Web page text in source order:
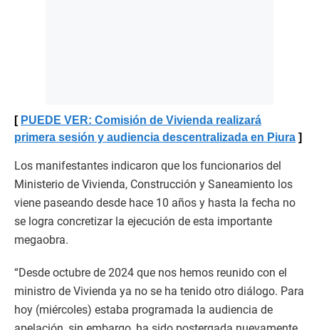
PUEDE VER: Comisión de Vivienda realizará
primera sesión y audiencia descentralizada en Piura
Los manifestantes indicaron que los funcionarios del
Ministerio de Vivienda, Construcción y Saneamiento los
viene paseando desde hace 10 años y hasta la fecha no
se logra concretizar la ejecución de esta importante
megaobra.
“Desde octubre de 2024 que nos hemos reunido con el
ministro de Vivienda ya no se ha tenido otro diálogo. Para
hoy (miércoles) estaba programada la audiencia de